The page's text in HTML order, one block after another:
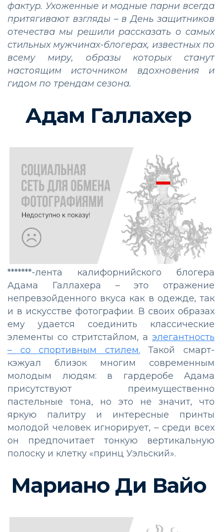
фактур. Ухоженные и модные парни всегда
притягивают взгляды – в День защитников
отечества мы решили рассказать о самых
стильных мужчинах-блогерах, известных по
всему миру, образы которых станут
настоящим источником вдохновения и
гидом по трендам сезона.
Адам Галлахер
*******-лента калифорнийского блогера
Адама Галлахера – это отражение
непревзойденного вкуса как в одежде, так
и в искусстве фотографии. В своих образах
ему удается соединить классические
элементы со стритстайлом, а элегантность
– со спортивным стилем. Такой смарт-
кэжуал близок многим современным
молодым людям: в гардеробе Адама
присутствуют преимущественно
пастельные тона, но это не значит, что
яркую палитру и интересные принты
молодой человек игнорирует, – среди всех
он предпочитает тонкую вертикальную
полоску и клетку «принц Уэльский».
Мариано Ди Вайо